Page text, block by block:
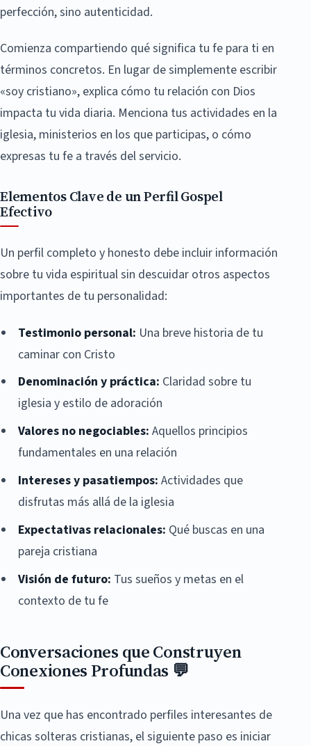
perfección, sino autenticidad.
Comienza compartiendo qué significa tu fe para ti en
términos concretos. En lugar de simplemente escribir
«soy cristiano», explica cómo tu relación con Dios
impacta tu vida diaria. Menciona tus actividades en la
iglesia, ministerios en los que participas, o cómo
expresas tu fe a través del servicio.
Elementos Clave de un Perfil Gospel
Efectivo
Un perfil completo y honesto debe incluir información
sobre tu vida espiritual sin descuidar otros aspectos
importantes de tu personalidad:
Testimonio personal: Una breve historia de tu
caminar con Cristo
Denominación y práctica: Claridad sobre tu
iglesia y estilo de adoración
Valores no negociables: Aquellos principios
fundamentales en una relación
Intereses y pasatiempos: Actividades que
disfrutas más allá de la iglesia
Expectativas relacionales: Qué buscas en una
pareja cristiana
Visión de futuro: Tus sueños y metas en el
contexto de tu fe
Conversaciones que Construyen
Conexiones Profundas 💬
Una vez que has encontrado perfiles interesantes de
chicas solteras cristianas, el siguiente paso es iniciar